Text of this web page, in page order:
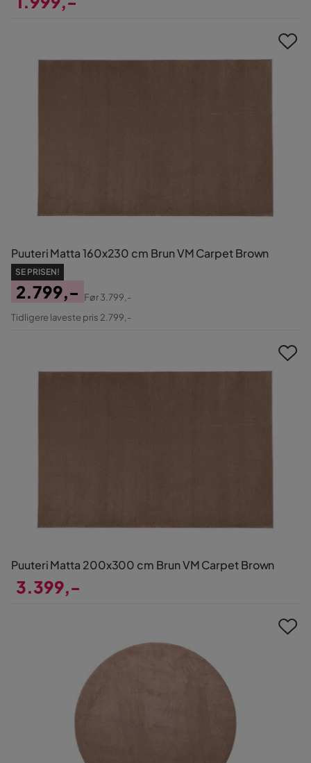
Puuteri Matta 160x230 cm Brun VM Carpet Brown
SE PRISEN!
Pris
2.799,-
Original
Før3.799,-
Tidligere laveste pris 2.799,-
Puuteri Matta 200x300 cm Brun VM Carpet Brown
3.399,-